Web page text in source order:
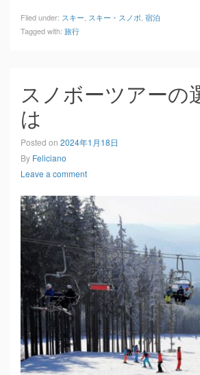
Filed under: スキー スキー・スノボ 宿泊
Tagged with: 旅行
スノボーツアーの
は
Posted on 2024年1月18日
By Feliciano
Leave a comment